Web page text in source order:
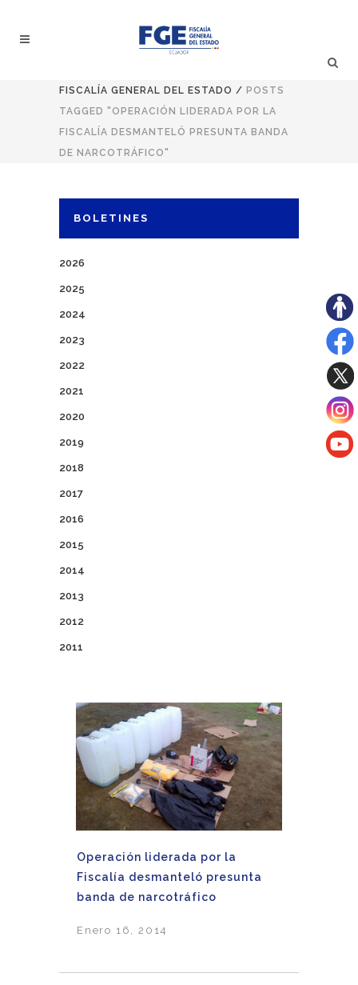
FISCALÍA GENERAL DEL ESTADO / POSTS
TAGGED "OPERACIÓN LIDERADA POR LA
FISCALÍA DESMANTELÓ PRESUNTA BANDA
DE NARCOTRÁFICO"
BOLETINES
2026
2025
2024
2023
2022
2021
2020
2019
2018
2017
2016
2015
2014
2013
2012
2011
Operación liderada por la
Fiscalía desmanteló presunta
banda de narcotráfico
Enero 16, 2014